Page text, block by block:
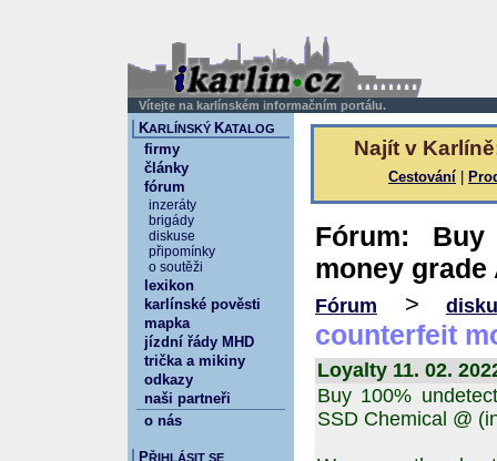
Vítejte na karlínském informačním portálu.
Najít v
Cestování
Fórum: Buy
money grade
Fórum >
counterfeit
Loyalty 11. 02.
Buy 100%
SSD Chemical @
KARLÍNSKÝ KATALOG
firmy
články
fórum
inzeráty
brigády
diskuse
připomínky
o soutěži
lexikon
karlínské pověsti
mapka
jízdní řády MHD
trička a mikiny
odkazy
naši partneři
o nás
PŘIHLÁSIT SE